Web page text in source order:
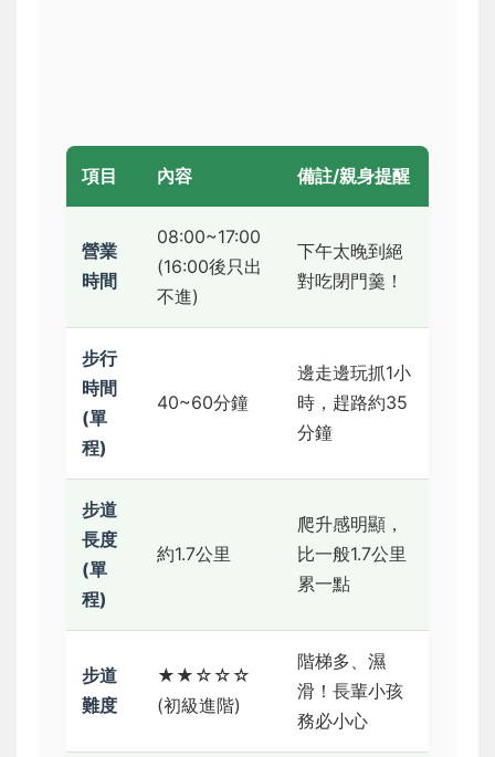
項目 內容 備註/親身提醒
營業
時間
08:00~17:00
(16:00後只出
不進)
下午太晚到絕
對吃閉門羹！
步行
時間
(單
程)
40~60分鐘
邊走邊玩抓1小
時，趕路約35
分鐘
步道
長度
(單
程)
約1.7公里
爬升感明顯，
比一般1.7公里
累一點
步道
難度
★★☆☆☆
(初級進階)
階梯多、濕
滑！長輩小孩
務必小心